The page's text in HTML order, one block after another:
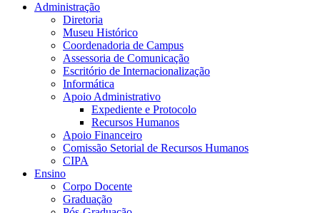
Administração
Diretoria
Museu Histórico
Coordenadoria de Campus
Assessoria de Comunicação
Escritório de Internacionalização
Informática
Apoio Administrativo
Expediente e Protocolo
Recursos Humanos
Apoio Financeiro
Comissão Setorial de Recursos Humanos
CIPA
Ensino
Corpo Docente
Graduação